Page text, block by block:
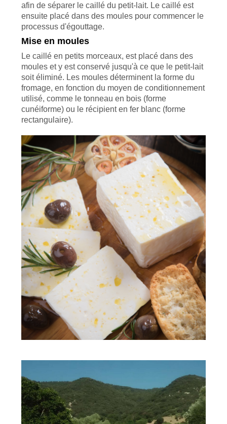
afin de séparer le caillé du petit-lait. Le caillé est
ensuite placé dans des moules pour commencer le
processus d'égouttage.
Mise en moules
Le caillé en petits morceaux, est placé dans des
moules et y est conservé jusqu'à ce que le petit-lait
soit éliminé. Les moules déterminent la forme du
fromage, en fonction du moyen de conditionnement
utilisé, comme le tonneau en bois (forme
cunéiforme) ou le récipient en fer blanc (forme
rectangulaire).